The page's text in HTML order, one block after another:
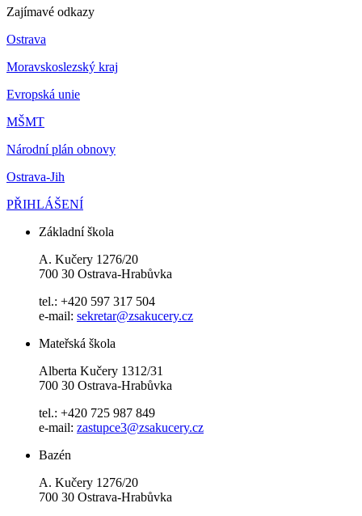
Zajímavé odkazy
Ostrava
Moravskoslezský kraj
Evropská unie
MŠMT
Národní plán obnovy
Ostrava-Jih
PŘIHLÁŠENÍ
Základní škola
A. Kučery 1276/20
700 30 Ostrava-Hrabůvka
tel.: +420 597 317 504
e-mail: sekretar@zsakucery.cz
Mateřská škola
Alberta Kučery 1312/31
700 30 Ostrava-Hrabůvka
tel.: +420 725 987 849
e-mail: zastupce3@zsakucery.cz
Bazén
A. Kučery 1276/20
700 30 Ostrava-Hrabůvka